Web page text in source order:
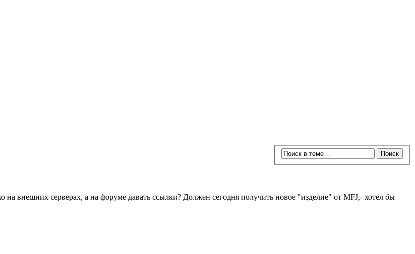
внешних серверах, а на форуме давать ссылки? Должен сегодня получить новое "изделие" от MFJ,- хотел бы